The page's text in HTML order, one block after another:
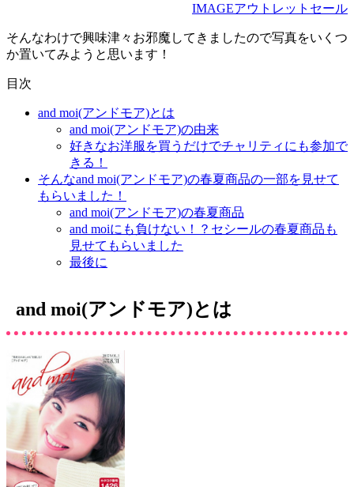
IMAGEアウトレットセール
そんなわけで興味津々お邪魔してきましたので写真をいくつ
か置いてみようと思います！
目次
and moi(アンドモア)とは
and moi(アンドモア)の由来
好きなお洋服を買うだけでチャリティにも参加で
きる！
そんなand moi(アンドモア)の春夏商品の一部を見せて
もらいました！
and moi(アンドモア)の春夏商品
and moiにも負けない！？セシールの春夏商品も
見せてもらいました
最後に
and moi(アンドモア)とは